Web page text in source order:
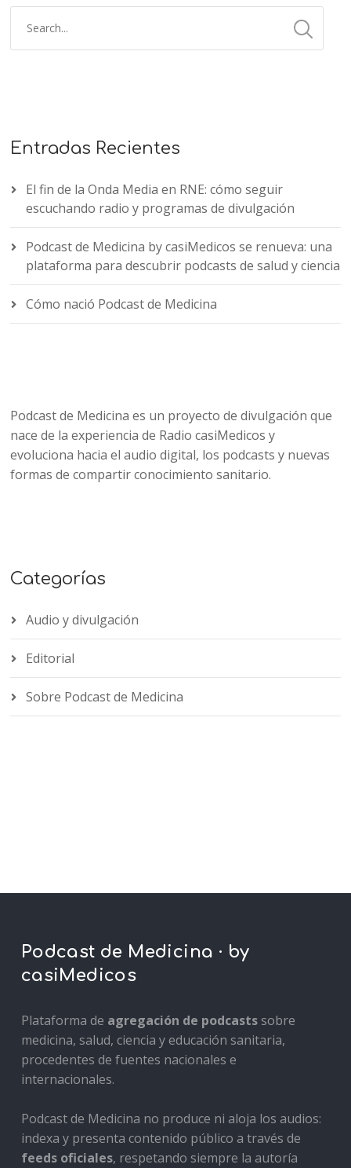
Entradas Recientes
El fin de la Onda Media en RNE: cómo seguir
escuchando radio y programas de divulgación
Podcast de Medicina by casiMedicos se renueva: una
plataforma para descubrir podcasts de salud y ciencia
Cómo nació Podcast de Medicina
Podcast de Medicina es un proyecto de divulgación que
nace de la experiencia de Radio casiMedicos y
evoluciona hacia el audio digital, los podcasts y nuevas
formas de compartir conocimiento sanitario.
Categorías
Audio y divulgación
Editorial
Sobre Podcast de Medicina
Podcast de Medicina · by
casiMedicos
Plataforma de agregación de podcastssobre
medicina, salud, ciencia y educación sanitaria,
procedentes de fuentes nacionales e
internacionales.
Podcast de Medicina no produce ni aloja los audios:
indexa y presenta contenido público a través de
feeds oficiales, respetando siempre la autoría